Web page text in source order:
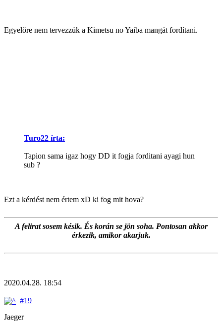
Egyelőre nem tervezzük a Kimetsu no Yaiba mangát fordítani.
Turo22 írta:
Tapion sama igaz hogy DD it fogja forditani ayagi hun
sub ?
Ezt a kérdést nem értem xD ki fog mit hova?
A felirat sosem késik. És korán se jön soha. Pontosan akkor
érkezik, amikor akarjuk.
2020.04.28. 18:54
#19
Jaeger